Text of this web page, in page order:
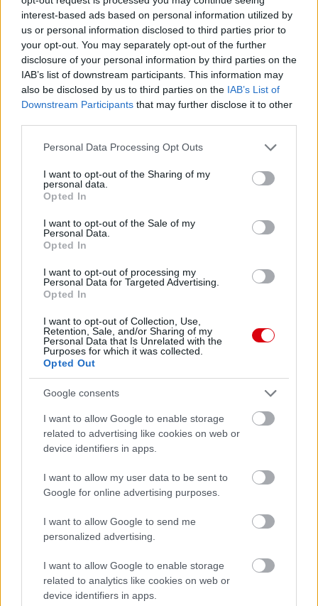
interest-based ads based on personal information utilized by
us or personal information disclosed to third parties prior to
your opt-out. You may separately opt-out of the further
disclosure of your personal information by third parties on the
IAB’s list of downstream participants. This information may
also be disclosed by us to third parties on the IAB’s List of
Downstream Participants that may further disclose it to other
Please note that this website/app uses one or more Google
not limited to your visit or usage behaviour. You may click to
grant or deny consent to Google and its third-party tags to
use your data for below specified purposes in below Google
consent section.
Personal Data Processing Opt Outs
I want to opt-out of the Sharing of my
personal data.
Opted In
I want to opt-out of the Sale of my
Personal Data.
Opted In
I want to opt-out of processing my
Personal Data for Targeted Advertising.
Opted In
I want to opt-out of Collection, Use,
Retention, Sale, and/or Sharing of my
Personal Data that Is Unrelated with the
Purposes for which it was collected.
Opted Out
Google consents
I want to allow Google to enable storage
related to advertising like cookies on web or
device identifiers in apps.
I want to allow my user data to be sent to
Google for online advertising purposes.
I want to allow Google to send me
personalized advertising.
I want to allow Google to enable storage
related to analytics like cookies on web or
device identifiers in apps.
Paris Saint-Germainvs
Manchester United
Felkészülési szezon 4. mérkőzés
Nya Ullevi, Göteborg
2026-08-08 17:00
Leeds Unitedvs Manchester United2026-08-12 20:30
vs
ELŐZŐ MÉRKŐZÉSEK
Támogatás
Támogasd adományoddal
a ManUtdFanatics.hu működését!
Kapcsolódó hírek
EDZŐI STÁB
HIVATALOS: CARRICK EDZŐI